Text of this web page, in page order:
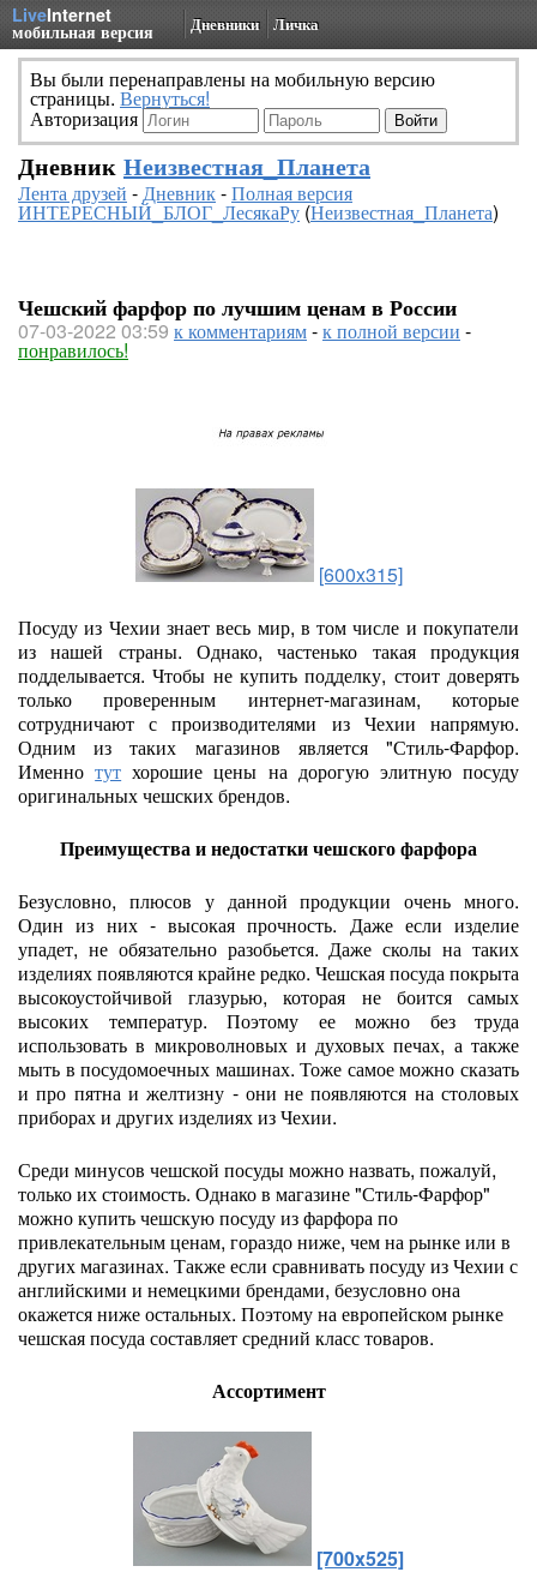
LiveInternet
мобильная версия Дневники Личка
Вы были перенаправлены на мобильную версию
страницы. Вернуться!
Авторизация
Дневник Неизвестная_Планета
Лента друзей -Дневник-Полная версия
ИНТЕРЕСНЫЙ_БЛОГ_ЛесякаРу(Неизвестная_Планета)
Чешский фарфор по лучшим ценам в России
07-03-2022 03:59 к комментариям-к полной версии -
понравилось!
[600x315]
Посуду из Чехии знает весь мир, в том числе и покупатели
из нашей страны. Однако, частенько такая продукция
подделывается. Чтобы не купить подделку, стоит доверять
только проверенным интернет-магазинам, которые
сотрудничают с производителями из Чехии напрямую.
Одним из таких магазинов является "Стиль-Фарфор.
Именнотут хорошие цены на дорогую элитную посуду
оригинальных чешских брендов.
Преимущества и недостатки чешского фарфора
Безусловно, плюсов у данной продукции очень много.
Один из них - высокая прочность. Даже если изделие
упадет, не обязательно разобьется. Даже сколы на таких
изделиях появляются крайне редко. Чешская посуда покрыта
высокоустойчивой глазурью, которая не боится самых
высоких температур. Поэтому ее можно без труда
использовать в микроволновых и духовых печах, а также
мыть в посудомоечных машинах. Тоже самое можно сказать
и про пятна и желтизну - они не появляются на столовых
приборах и других изделиях из Чехии.
Среди минусов чешской посуды можно назвать, пожалуй,
только их стоимость. Однако в магазине "Стиль-Фарфор"
можно купить чешскую посуду из фарфора по
привлекательным ценам, гораздо ниже, чем на рынке или в
других магазинах. Также если сравнивать посуду из Чехии с
английскими и немецкими брендами, безусловно она
окажется ниже остальных. Поэтому на европейском рынке
чешская посуда составляет средний класс товаров.
Ассортимент
[700x525]